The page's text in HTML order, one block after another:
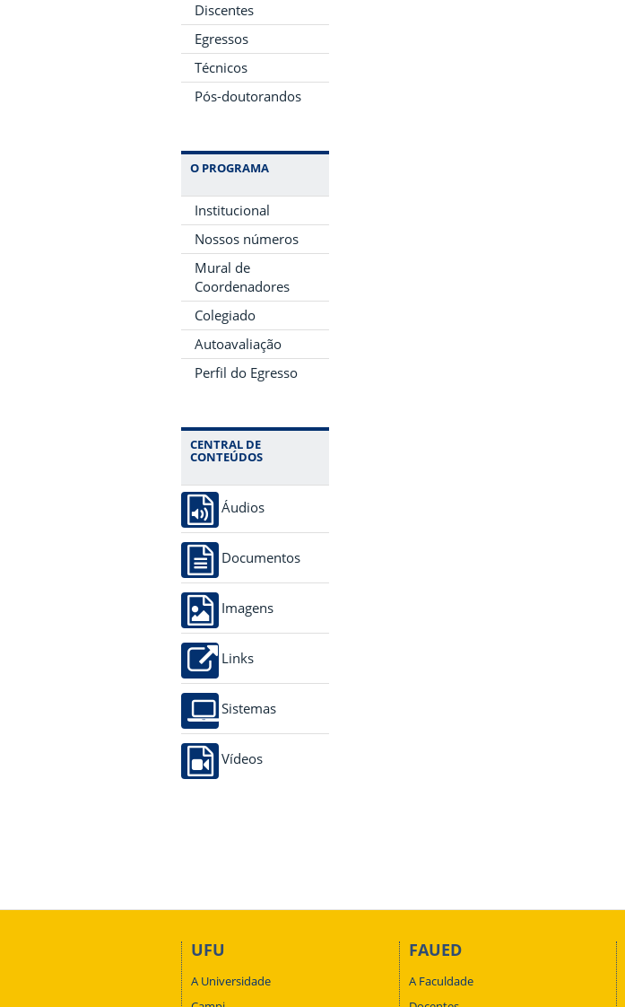
Discentes
Egressos
Técnicos
Pós-doutorandos
O PROGRAMA
Institucional
Nossos números
Mural de
Coordenadores
Colegiado
Autoavaliação
Perfil do Egresso
CENTRAL DE
CONTEÚDOS
Áudios
Documentos
Imagens
Links
Sistemas
Vídeos
UFU
A Universidade
FAUED
A Faculdade